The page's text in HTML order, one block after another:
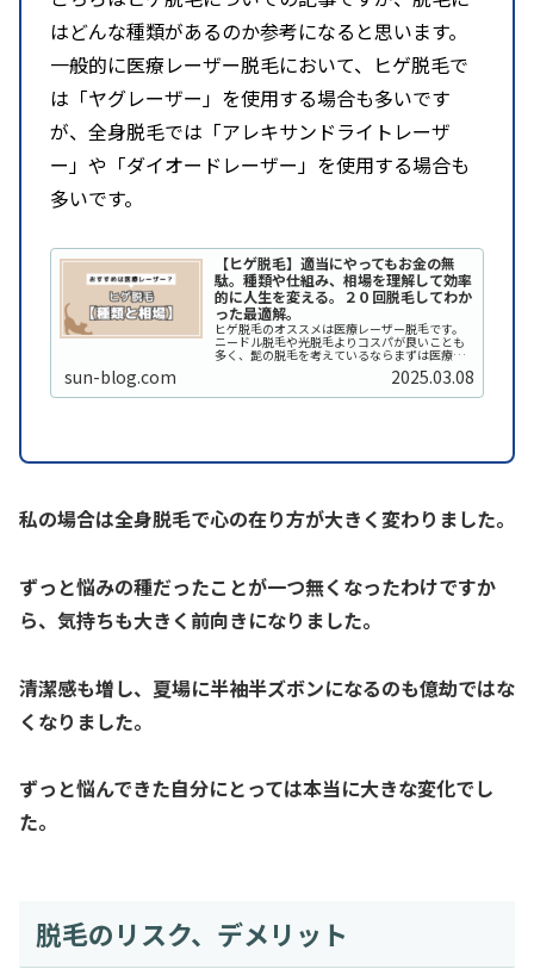
はどんな種類があるのか参考になると思います。
一般的に医療レーザー脱毛において、ヒゲ脱毛で
は「ヤグレーザー」を使用する場合も多いです
が、全身脱毛では「アレキサンドライトレーザ
ー」や「ダイオードレーザー」を使用する場合も
多いです。
【ヒゲ脱毛】適当にやってもお金の無
駄。種類や仕組み、相場を理解して効率
的に人生を変える。２０回脱毛してわか
った最適解。
ヒゲ脱毛のオススメは医療レーザー脱毛です。
ニードル脱毛や光脱毛よりコスパが良いことも
多く、髭の脱毛を考えているならまずは医療レ
ーザー脱毛から選択肢を絞っていくのが効率的
です。具体的には、脱毛効果や予算などご自身
がどこまでの脱毛を希望しているかで検討して
sun-blog.com 2025.03.08
私の場合は全身脱毛で心の在り方が大きく変わりました。
ずっと悩みの種だったことが一つ無くなったわけですか
ら、気持ちも大きく前向きになりました。
清潔感も増し、夏場に半袖半ズボンになるのも億劫ではな
くなりました。
ずっと悩んできた自分にとっては本当に大きな変化でし
た。
脱毛のリスク、デメリット